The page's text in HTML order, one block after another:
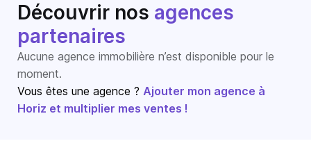
Découvrir nos agences
partenaires
Aucune agence immobilière n’est disponible pour le
moment.
Vous êtes une agence ? Ajouter mon agence à
Horiz et multiplier mes ventes !